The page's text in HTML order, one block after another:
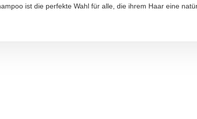
ist die perfekte Wahl für alle, die ihrem Haar eine